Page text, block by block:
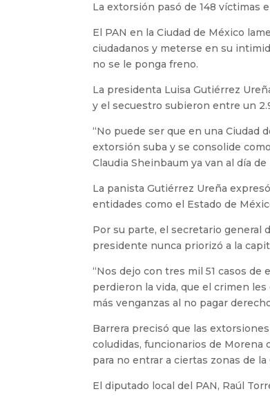
La extorsión pasó de 148 víctimas
El PAN en la Ciudad de México
ciudadanos y meterse en su
no se le ponga freno.
La presidenta Luisa Gutiérrez
y el secuestro subieron entre un
“No puede ser que en una Ciudad
extorsión suba y se consolide
Claudia Sheinbaum ya van al día
La panista Gutiérrez Ureña
entidades como el Estado de
Por su parte, el secretario general
presidente nunca priorizó a la
“Nos dejo con tres mil 51 casos
perdieron la vida, que el crimen
más venganzas al no pagar
Barrera precisó que las
coludidas, funcionarios de
para no entrar a ciertas zonas de
El diputado local del PAN, Raúl